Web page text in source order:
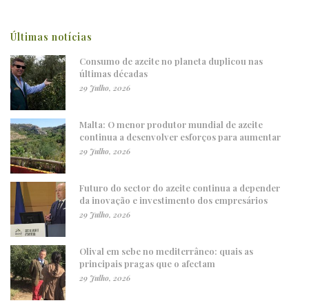
Últimas notícias
Consumo de azeite no planeta duplicou nas
últimas décadas
29 Julho, 2026
Malta: O menor produtor mundial de azeite
continua a desenvolver esforços para aumentar
29 Julho, 2026
Futuro do sector do azeite continua a depender
da inovação e investimento dos empresários
29 Julho, 2026
Olival em sebe no mediterrâneo: quais as
principais pragas que o afectam
29 Julho, 2026